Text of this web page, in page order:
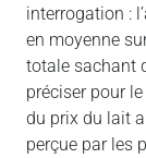
interrogation :
en moyenne
totale sachant
préciser pour
du prix du lait
perçue par les